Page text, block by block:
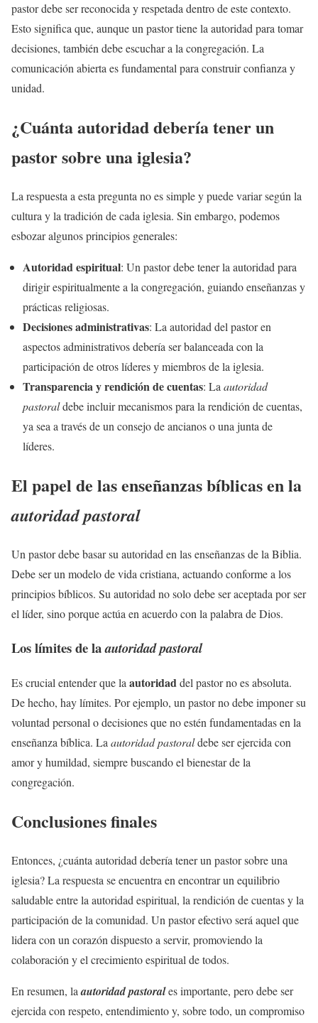
pastor debe ser reconocida y respetada dentro de este contexto.
Esto significa que, aunque un pastor tiene la autoridad para tomar
decisiones, también debe escuchar a la congregación. La
comunicación abierta es fundamental para construir confianza y
unidad.
¿Cuánta autoridad debería tener un
pastor sobre una iglesia?
La respuesta a esta pregunta no es simple y puede variar según la
cultura y la tradición de cada iglesia. Sin embargo, podemos
esbozar algunos principios generales:
Autoridad espiritual: Un pastor debe tener la autoridad para
dirigir espiritualmente a la congregación, guiando enseñanzas y
prácticas religiosas.
Decisiones administrativas: La autoridad del pastor en
aspectos administrativos debería ser balanceada con la
participación de otros líderes y miembros de la iglesia.
Transparencia y rendición de cuentas: La autoridad
pastoraldebe incluir mecanismos para la rendición de cuentas,
ya sea a través de un consejo de ancianos o una junta de
líderes.
El papel de las enseñanzas bíblicas en la
autoridad pastoral
Un pastor debe basar su autoridad en las enseñanzas de la Biblia.
Debe ser un modelo de vida cristiana, actuando conforme a los
principios bíblicos. Su autoridad no solo debe ser aceptada por ser
el líder, sino porque actúa en acuerdo con la palabra de Dios.
Los límites de laautoridad pastoral
Es crucial entender que la autoridaddel pastor no es absoluta.
De hecho, hay límites. Por ejemplo, un pastor no debe imponer su
voluntad personal o decisiones que no estén fundamentadas en la
enseñanza bíblica. La autoridad pastoraldebe ser ejercida con
amor y humildad, siempre buscando el bienestar de la
congregación.
Conclusiones finales
Entonces, ¿cuánta autoridad debería tener un pastor sobre una
iglesia? La respuesta se encuentra en encontrar un equilibrio
saludable entre la autoridad espiritual, la rendición de cuentas y la
participación de la comunidad. Un pastor efectivo será aquel que
lidera con un corazón dispuesto a servir, promoviendo la
colaboración y el crecimiento espiritual de todos.
En resumen, laautoridad pastorales importante, pero debe ser
ejercida con respeto, entendimiento y, sobre todo, un compromiso